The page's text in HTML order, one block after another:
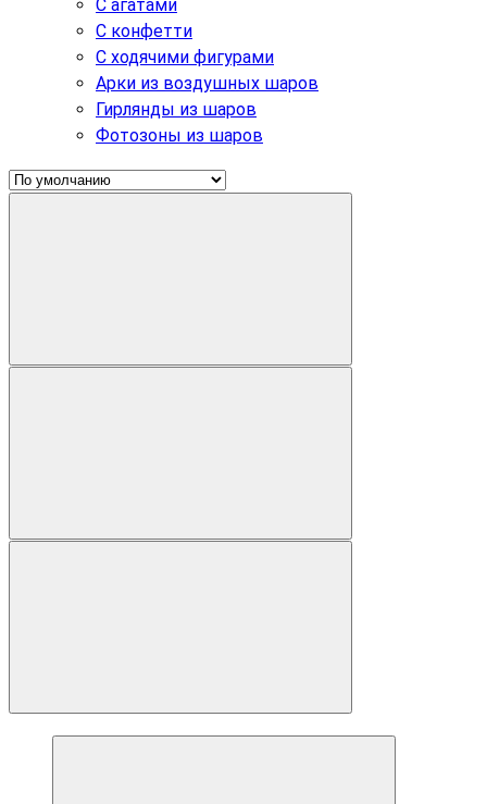
С агатами
С конфетти
С ходячими фигурами
Арки из воздушных шаров
Гирлянды из шаров
Фотозоны из шаров